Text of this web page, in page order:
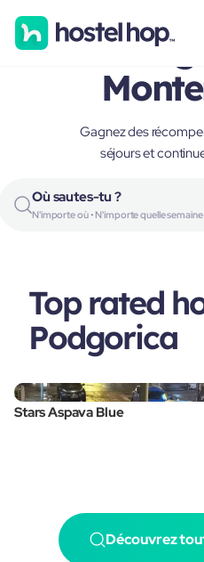
Gagnez des
séjours et
Où sautes-tu ?
N'importe où • N'importe quelle
Top rated
Podgorica
Stars Aspava Blue
Découvrez